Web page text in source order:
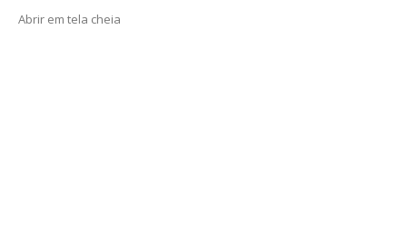
Abrir em tela cheia